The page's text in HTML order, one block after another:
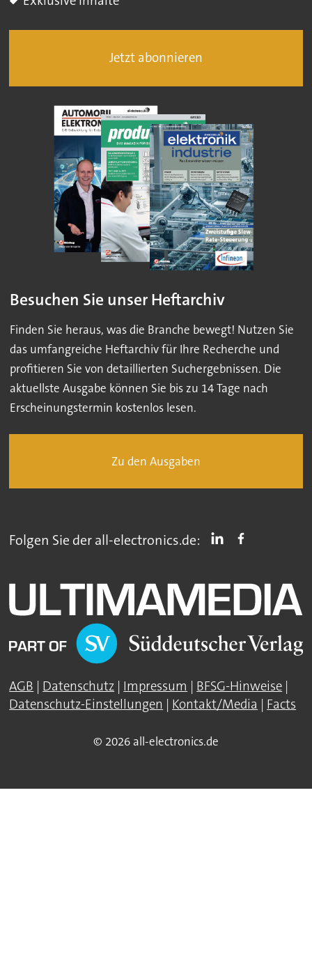
Jetzt abonnieren
Besuchen Sie unser Heftarchiv
Finden Sie heraus, was die Branche bewegt! Nutzen Sie
das umfangreiche Heftarchiv für Ihre Recherche und
profitieren Sie von detaillierten Suchergebnissen. Die
aktuellste Ausgabe können Sie bis zu 14 Tage nach
Erscheinungstermin kostenlos lesen.
Zu den Ausgaben
Folgen Sie der all-electronics.de:
AGB | Datenschutz | Impressum | BFSG-Hinweise |
Datenschutz-Einstellungen | Kontakt/Media | Facts
© 2026 all-electronics.de